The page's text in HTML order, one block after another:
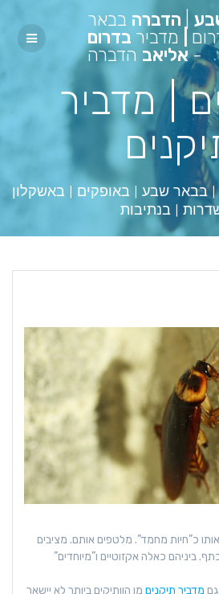
| הדברה בבאר
מדביר בדרום
-אליאב הדברה
| מדביר
| בבאר שבע | באופקים | באשקלון
| בנתיבות
כ”חיות מחמד”. מלטפים אותם. מציבים
ביניהם כאלה אקזוטיים ו”מיוחדים”
מדביר תיקנים מן הוותיקים ביותר לא יישאר